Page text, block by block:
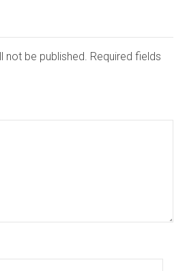
not be published. Required fields